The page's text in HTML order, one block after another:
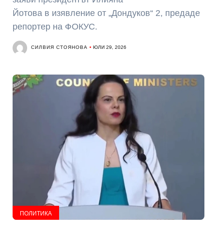
Йотова в изявление от „Дондуков“ 2, предаде
репортер на ФОКУС.
СИЛВИЯ СТОЯНОВА ЮЛИ 29, 2026
ПОЛИТИКА